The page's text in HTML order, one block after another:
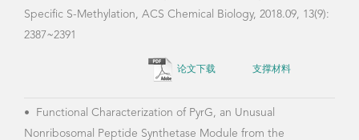
Specific S-Methylation, ACS Chemical Biology, 2018.09, 13(9):
2387~2391
论文下载 支撑材料
•
Functional Characterization of PyrG, an Unusual
Nonribosomal Peptide Synthetase Module from the